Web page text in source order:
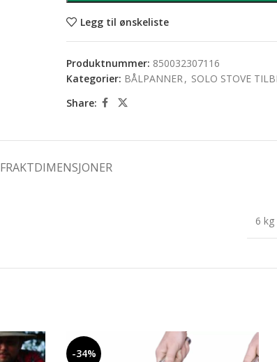
Legg til ønskeliste
Produktnummer: 850032307116
Kategorier: BÅLPANNER, SOLO STOVE
Share:
FRAKTDIMENSJONER
6 kg
-34%